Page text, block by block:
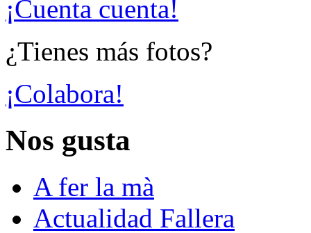
¡Cuenta cuenta!
¿Tienes más fotos?
¡Colabora!
Nos gusta
A fer la mà
Actualidad Fallera